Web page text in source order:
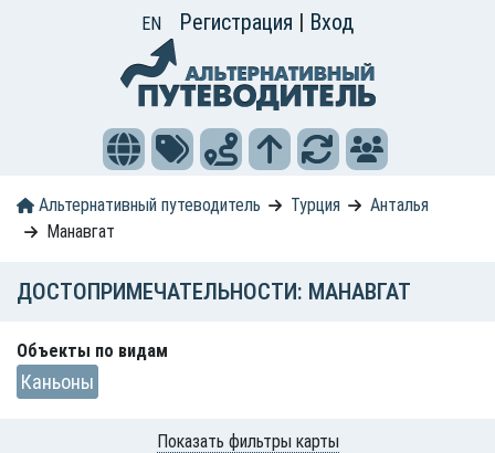
EN Регистрация | Вход
Альтернативный путеводитель Турция
Анталья
Манавгат
ДОСТОПРИМЕЧАТЕЛЬНОСТИ: МАНАВГАТ
Объекты по видам
Каньоны
Показать фильтры карты